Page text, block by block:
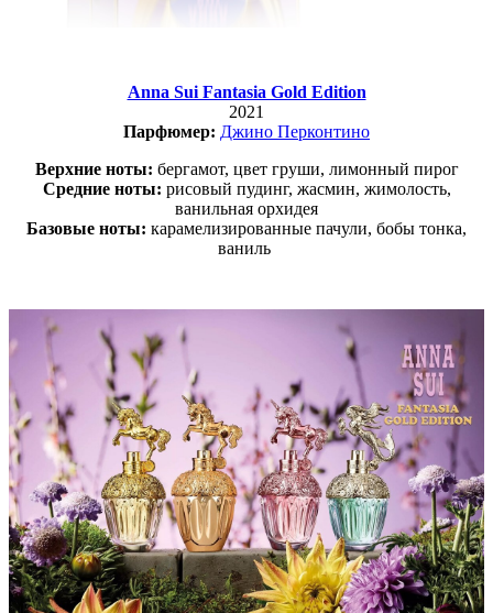
Anna Sui Fantasia Gold Edition
2021
Парфюмер: Джино Перконтино
Верхние ноты: бергамот, цвет груши, лимонный пирог
Средние ноты: рисовый пудинг, жасмин, жимолость,
ванильная орхидея
Базовые ноты: карамелизированные пачули, бобы тонка,
ваниль